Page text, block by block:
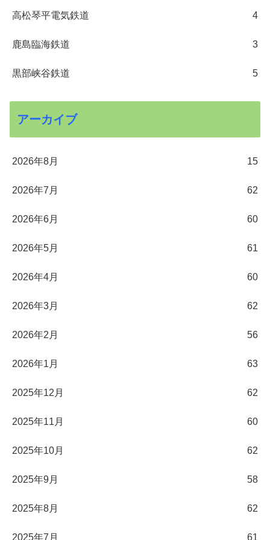
高松琴平電気鉄道 4
鹿島臨海鉄道 3
黒部峡谷鉄道 5
アーカイブ
2026年8月 15
2026年7月 62
2026年6月 60
2026年5月 61
2026年4月 60
2026年3月 62
2026年2月 56
2026年1月 63
2025年12月 62
2025年11月 60
2025年10月 62
2025年9月 58
2025年8月 62
2025年7月 61